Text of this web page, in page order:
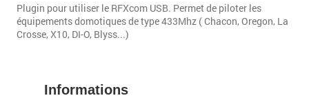
Plugin pour utiliser le RFXcom USB. Permet de piloter les
équipements domotiques de type 433Mhz ( Chacon, Oregon, La
Crosse, X10, DI-O, Blyss...)
Informations